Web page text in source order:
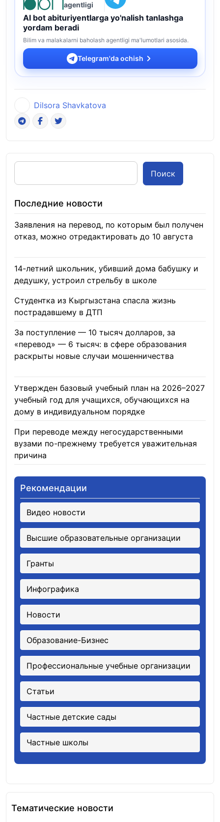
agentligi
AI bot abituriyentlarga yo'nalish tanlashga
yordam beradi
Bilim va malakalarni baholash agentligi ma'lumotlari asosida.
Telegram'da ochish
Dilsora Shavkatova
Поиск
Последние новости
Заявления на перевод, по которым был получен
отказ, можно отредактировать до 10 августа
14-летний школьник, убивший дома бабушку и
дедушку, устроил стрельбу в школе
Студентка из Кыргызстана спасла жизнь
пострадавшему в ДТП
За поступление — 10 тысяч долларов, за
«перевод» — 6 тысяч: в сфере образования
раскрыты новые случаи мошенничества
Утвержден базовый учебный план на 2026–2027
учебный год для учащихся, обучающихся на
дому в индивидуальном порядке
При переводе между негосударственными
вузами по-прежнему требуется уважительная
причина
Рекомендации
Видео новости
Высшие образовательные организации
Гранты
Инфографика
Новости
Образование-Бизнес
Профессиональные учебные организации
Статьи
Частные детские сады
Частные школы
Тематические новости